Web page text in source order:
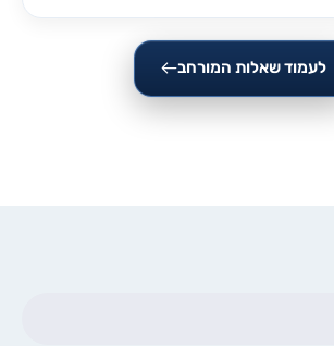
לעמוד שאלות המורחב